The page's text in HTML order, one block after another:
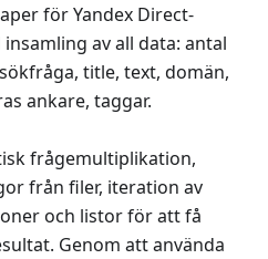
för Yandex Direct-
av all data: antal
title, text, domän,
ankare, taggar.
frågemultiplikation,
från filer, iteration av
och listor för att få
Genom att använda